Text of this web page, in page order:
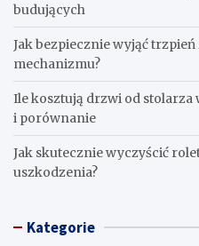
budujących
Jak bezpiecznie wyjąć
mechanizmu?
Ile kosztują drzwi od stolarza
i porównanie
Jak skutecznie wyczyścić
uszkodzenia?
Kategorie